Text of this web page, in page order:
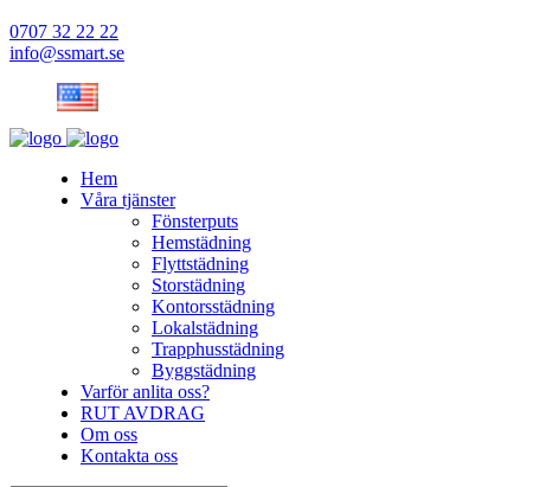
0707 32 22 22
info@ssmart.se
Hem
Våra tjänster
Fönsterputs
Hemstädning
Flyttstädning
Storstädning
Kontorsstädning
Lokalstädning
Trapphusstädning
Byggstädning
Varför anlita oss?
RUT AVDRAG
Om oss
Kontakta oss